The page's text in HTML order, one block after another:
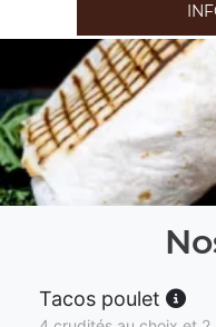
Tacos poulet